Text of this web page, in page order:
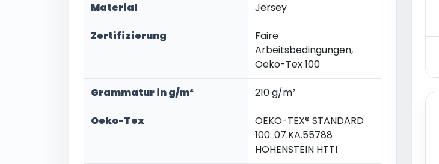
Material Jersey
Zertifizierung
Faire
Arbeitsbedingungen,
Oeko-Tex 100
Grammatur in g/m² 210 g/m²
Oeko-Tex
OEKO-TEX® STANDARD
100: 07.KA.55788
HOHENSTEIN HTTI